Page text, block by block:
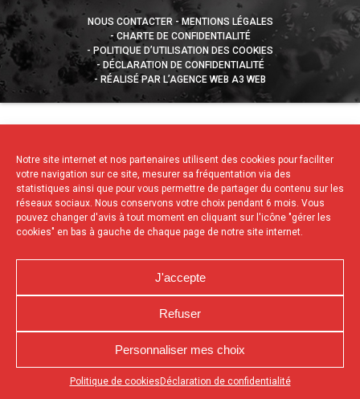
Notre site internet et nos partenaires utilisent des cookies pour faciliter
votre navigation sur ce site, mesurer sa fréquentation via des
statistiques ainsi que pour vous permettre de partager du contenu sur les
réseaux sociaux. Nous conservons votre choix pendant 6 mois. Vous
pouvez changer d'avis à tout moment en cliquant sur l'icône "gérer les
cookies" en bas à gauche de chaque page de notre site internet.
J'accepte
Refuser
Personnaliser mes choix
Politique de cookies Déclaration de confidentialité
Appuyez sur le bouton partager en bas de votre
NOUS CONTACTER
MENTIONS LÉGALES
CHARTE DE CONFIDENTIALITÉ
POLITIQUE D’UTILISATION DES COOKIES
DÉCLARATION DE CONFIDENTIALITÉ
RÉALISÉ PAR L’AGENCE WEB A3 WEB